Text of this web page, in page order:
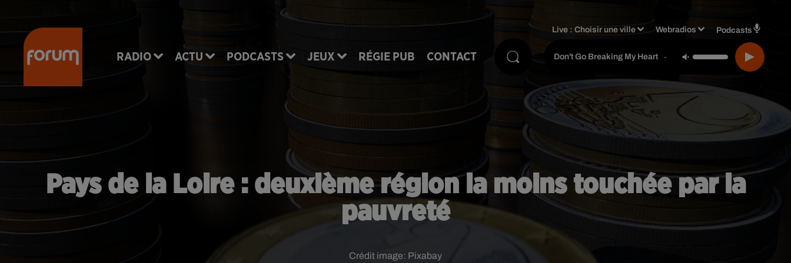
RADIO ACTU PODCASTS JEUX RÉGIE PUB CONTACT
Live :Choisir une ville Webradios Podcasts
Don't Go Breaking My Heart - Elton John & Kiki Dee
Pays de la Loire : deuxième région la moins touchée par la
pauvreté
Crédit image: Pixabay